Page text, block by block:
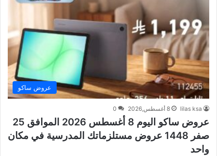
عروض ساكو
lilas ksa 8 أغسطس,2026 0
عروض ساكو اليوم 8 أغسطس 2026 الموافق 25
صفر 1448 عروض مستلزماتك المدرسية في مكان
واحد